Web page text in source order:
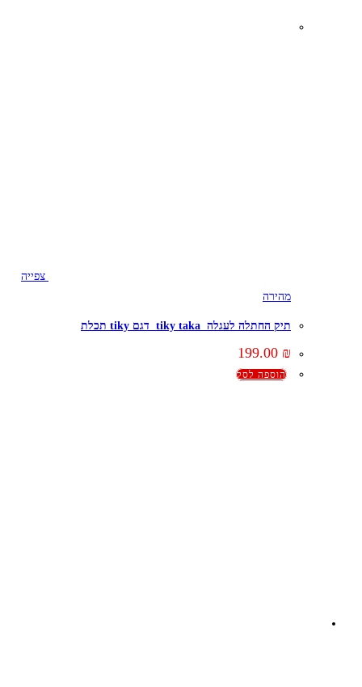
צפייה
מהירה
תיק החתלה לעגלה tiky taka דגם tiky תכלת
199.00 ₪
הוספה לסל